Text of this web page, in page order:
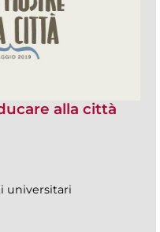
alla città
universitari